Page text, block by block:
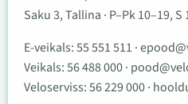
Saku 3, Tallina · P–Pk 10–19, S
E-veikals:55 551 511 ·
Veikals:56 488 000·
Veloserviss:56 229 000·